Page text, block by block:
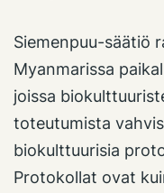
Siemenpuu-säätiö
Myanmarissa
joissa
toteutumista
biokulttuurisia
Protokollat ovat